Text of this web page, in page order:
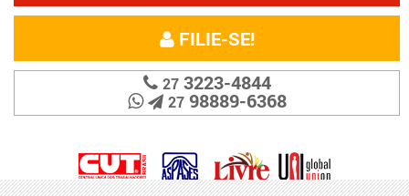
FILIE-SE!
273223-4844
2798889-6368